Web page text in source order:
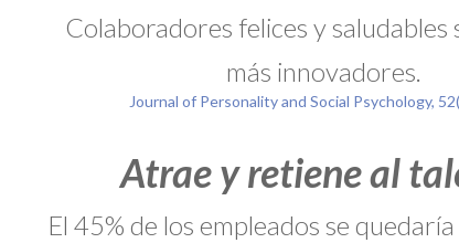
Colaboradores felices y saludables
más innovadores.
Journal of Personality and Social Psychology,
Atrae y retiene al
El 45% de los empleados se